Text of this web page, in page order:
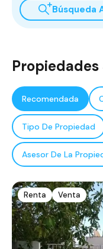
Búsqueda
Recomendada
Tipo De Propiedad
Asesor De La
Renta Venta